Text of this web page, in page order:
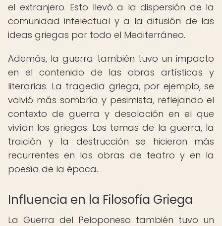
el extranjero. Esto llevó a la dispersión de la
comunidad intelectual y a la difusión de las
ideas griegas por todo el Mediterráneo.
Además, la guerra también tuvo un impacto
en el contenido de las obras artísticas y
literarias. La tragedia griega, por ejemplo, se
volvió más sombría y pesimista, reflejando el
contexto de guerra y desolación en el que
vivían los griegos. Los temas de la guerra, la
traición y la destrucción se hicieron más
recurrentes en las obras de teatro y en la
poesía de la época.
Influencia en la Filosofía Griega
La Guerra del Peloponeso también tuvo un